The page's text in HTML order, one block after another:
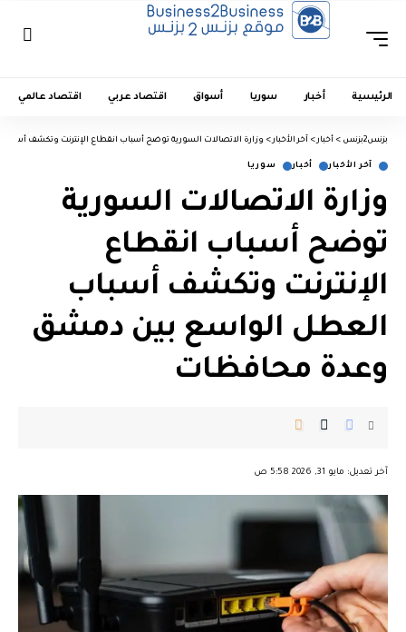
الرئيسية أخبار سوريا أسواق اقتصاد عربي اقتصاد عالمي
بزنس2بزنس > أخبار > آخر الأخبار > وزارة الاتصالات السورية توضح أسباب انقطاع الإنترنت وتكشف
آخر الأخبار أخبار سوريا
وزارة الاتصالات السورية
توضح أسباب انقطاع
الإنترنت وتكشف أسباب
العطل الواسع بين دمشق
وعدة محافظات
آخر تعديل: مايو 31, 2026 5:58 ص